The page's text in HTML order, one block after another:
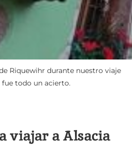
Riquewihr durante nuestro viaje
fue todo un acierto.
viajar a Alsacia